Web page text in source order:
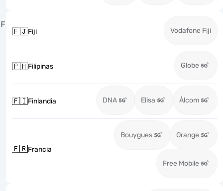
F
🇫🇯Fiji Vodafone Fiji
🇵🇭Filipinas Globe
🇫🇮Finlandia DNA Elisa Ålcom
🇫🇷Francia
Bouygues Orange
Free Mobile